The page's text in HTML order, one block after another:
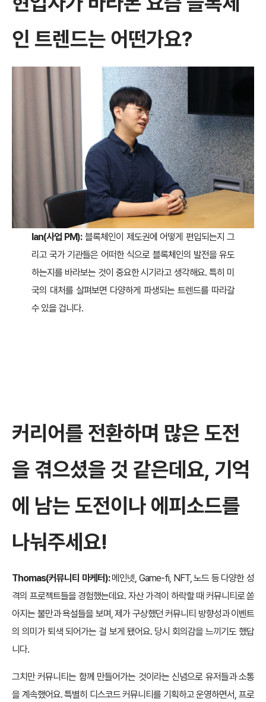
인 트렌드는 어떤가요?
Ian(사업 PM): 블록체인이 제도권에 어떻게 편입되는지 그
리고 국가 기관들은 어떠한 식으로 블록체인의 발전을 유도
하는지를 바라보는 것이 중요한 시기라고 생각해요. 특히 미
국의 대처를 살펴보면 다양하게 파생되는 트렌드를 따라갈
수 있을 겁니다.
커리어를 전환하며 많은 도전
을 겪으셨을 것 같은데요, 기억
에 남는 도전이나 에피소드를
나눠주세요!
Thomas(커뮤니티 마케터):메인넷, Game-fi, NFT, 노드 등 다양한 성
격의 프로젝트들을 경험했는데요. 자산 가격이 하락할 때 커뮤니티로 쏟
아지는 불만과 욕설들을 보며, 제가 구상했던 커뮤니티 방향성과 이벤트
의 의미가 퇴색 되어가는 걸 보게 됐어요. 당시 회의감을 느끼기도 했답
니다.
그치만 커뮤니티는 함께 만들어가는 것이라는 신념으로 유저들과 소통
을 계속했어요. 특별히 디스코드 커뮤니티를 기획하고 운영하면서, 프로